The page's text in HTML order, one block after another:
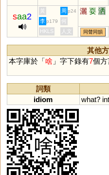
saa2
黃 周 p24 灑 耍 洒
李 p179
何
HKLS
人文 同聲同韻
其他
本字庫於「啥 」字下錄有7個方
詞類
idiom
what?